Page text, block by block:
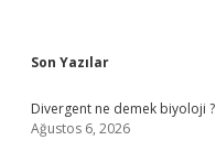
Sidebar
Son Yazılar
Divergent ne demek biyoloji ?
Ağustos 6, 2026